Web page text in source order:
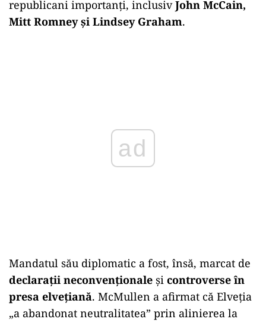
republicani importanți, inclusivJohn McCain,
Mitt Romney și Lindsey Graham.
ad
Mandatul său diplomatic a fost, însă, marcat de
declarații neconvenționale și controverse în
presa elvețiană. McMullen a afirmat că Elveția
„a abandonat neutralitatea” prin alinierea la